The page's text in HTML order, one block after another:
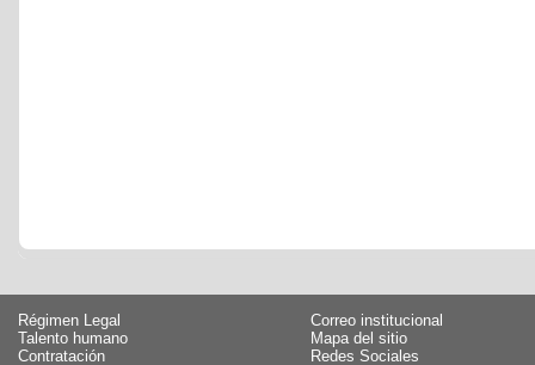
Régimen Legal
Talento humano
Contratación
Correo institucional
Mapa del sitio
Redes Sociales